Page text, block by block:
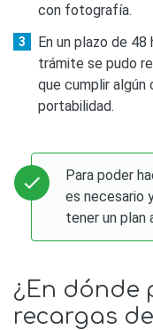
con fotografía.
En un plazo de
trámite se pudo
que cumplir algún
portabilidad.
Para poder
es necesario
tener un plan
¿En dónde
recargas